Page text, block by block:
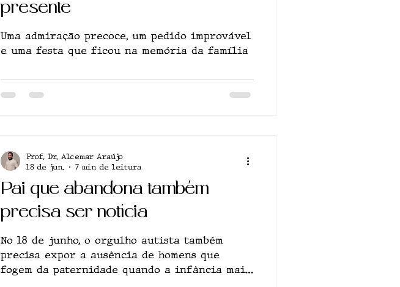
presente
Uma admiração precoce, um pedido improvável
e uma festa que ficou na memória da família
Pai que abandona também
precisa ser notícia
No 18 de junho, o orgulho autista também
precisa expor a ausência de homens que
fogem da paternidade quando a infância mais
Prof. Dr. Alcemar Araújo
18 de jun.
7 min de leitura